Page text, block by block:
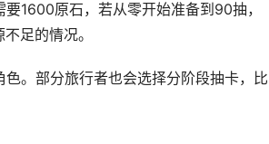
1600原石，若从零开始准备到90抽，
足的情况。
。部分旅行者也会选择分阶段抽卡，比